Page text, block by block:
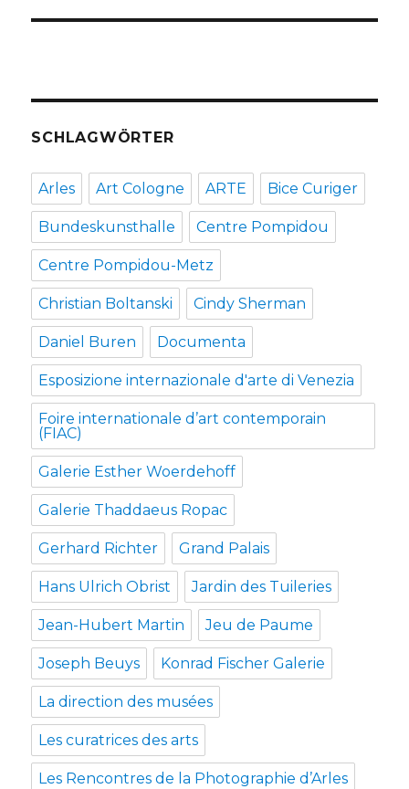
SCHLAGWÖRTER
Arles Art Cologne ARTE Bice Curiger
Bundeskunsthalle Centre Pompidou
Centre Pompidou-Metz
Christian Boltanski Cindy Sherman
Daniel Buren Documenta
Esposizione internazionale d'arte di Venezia
Foire internationale d’art contemporain
(FIAC)
Galerie Esther Woerdehoff
Galerie Thaddaeus Ropac
Gerhard Richter Grand Palais
Hans Ulrich Obrist Jardin des Tuileries
Jean-Hubert Martin Jeu de Paume
Joseph Beuys Konrad Fischer Galerie
La direction des musées
Les curatrices des arts
Les Rencontres de la Photographie d’Arles